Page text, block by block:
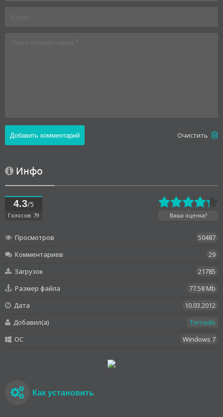
Oчистить
Инфо
4.3/5
Голосов: 79 Ваша оценка?
Просмотров
50487
Комментариев
29
Загрузок
21785
Размер файла
77.58 Mb
Дата
10.03.2012
Добавил(а)
Tornado
OC
Windows 7
Как установить